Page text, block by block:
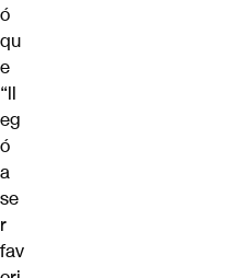
ó
qu
e
“ll
eg
ó
a
se
r
fav